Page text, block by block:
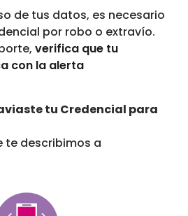
de tus datos, es necesario
por robo o extravío.
verifica que tu
con la alerta
tu Credencial para
te describimos a